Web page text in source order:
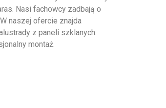
Nasi fachowcy zadbają o
naszej ofercie znajda
z paneli szklanych.
montaż.